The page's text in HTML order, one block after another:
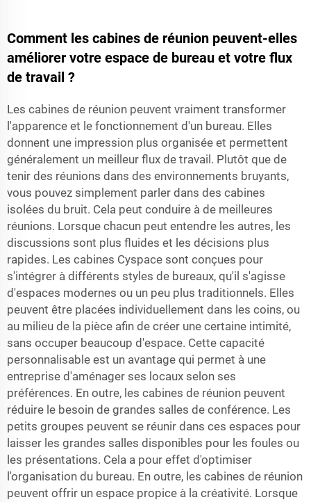
Comment les cabines de réunion peuvent-elles
améliorer votre espace de bureau et votre flux
de travail ?
Les cabines de réunion peuvent vraiment transformer
l'apparence et le fonctionnement d'un bureau. Elles
donnent une impression plus organisée et permettent
généralement un meilleur flux de travail. Plutôt que de
tenir des réunions dans des environnements bruyants,
vous pouvez simplement parler dans des cabines
isolées du bruit. Cela peut conduire à de meilleures
réunions. Lorsque chacun peut entendre les autres, les
discussions sont plus fluides et les décisions plus
rapides. Les cabines Cyspace sont conçues pour
s'intégrer à différents styles de bureaux, qu'il s'agisse
d'espaces modernes ou un peu plus traditionnels. Elles
peuvent être placées individuellement dans les coins, ou
au milieu de la pièce afin de créer une certaine intimité,
sans occuper beaucoup d'espace. Cette capacité
personnalisable est un avantage qui permet à une
entreprise d'aménager ses locaux selon ses
préférences. En outre, les cabines de réunion peuvent
réduire le besoin de grandes salles de conférence. Les
petits groupes peuvent se réunir dans ces espaces pour
laisser les grandes salles disponibles pour les foules ou
les présentations. Cela a pour effet d'optimiser
l'organisation du bureau. En outre, les cabines de réunion
peuvent offrir un espace propice à la créativité. Lorsque